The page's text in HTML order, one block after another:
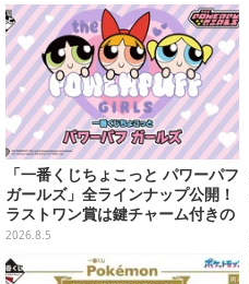
「一番くじちょこっと パワーパフ
ガールズ」全ラインナップ公開！
ラストワン賞は鍵チャーム付きの
シール帳スペシャルセットを用意
2026.8.5